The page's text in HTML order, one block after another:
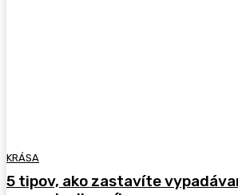
KRÁSA
5 tipov, ako zastavíte